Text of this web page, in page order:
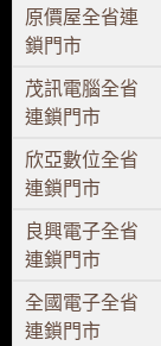
原價屋全省連
鎖門市
茂訊電腦全省
連鎖門市
欣亞數位全省
連鎖門市
良興電子全省
連鎖門市
全國電子全省
連鎖門市